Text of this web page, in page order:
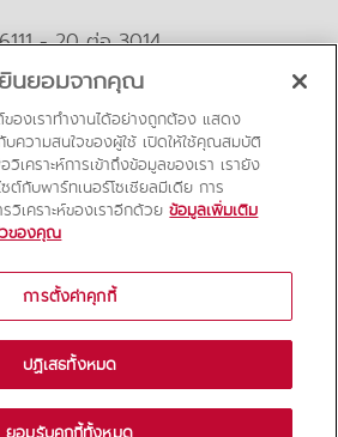
- 20 ต่อ 3014
ยินยอมจากคุณ
ของเราทำงานได้อย่างถูกต้อง แสดง
บความสนใจของผู้ใช้ เปิดให้ใช้คุณสมบัติ
วิเคราะห์การเข้าถึงข้อมูลของเรา เรายัง
ต์กับพาร์ทเนอร์โซเชียลมีเดีย การ
วิเคราะห์ของเราอีกด้วย ข้อมูลเพิ่มเติม
วของคุณ
การตั้งค่าคุกกี้
ปฏิเสธทั้งหมด